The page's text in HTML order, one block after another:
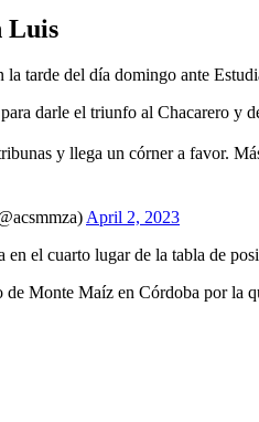
Luis
tarde del día domingo ante
darle el triunfo al Chacarero y
y llega un córner a favor.
April 2, 2023
el cuarto lugar de la tabla de
Monte Maíz en Córdoba por la